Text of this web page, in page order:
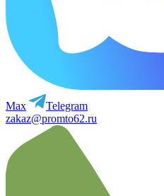
Max
Telegram
zakaz@promto62.ru